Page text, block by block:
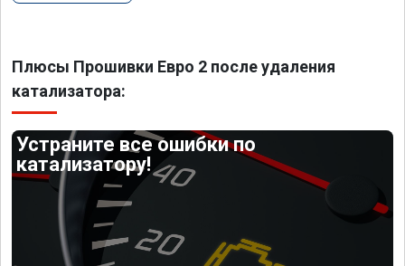
Плюсы Прошивки Евро 2 после удаления
катализатора:
Устраните все ошибки по
катализатору!